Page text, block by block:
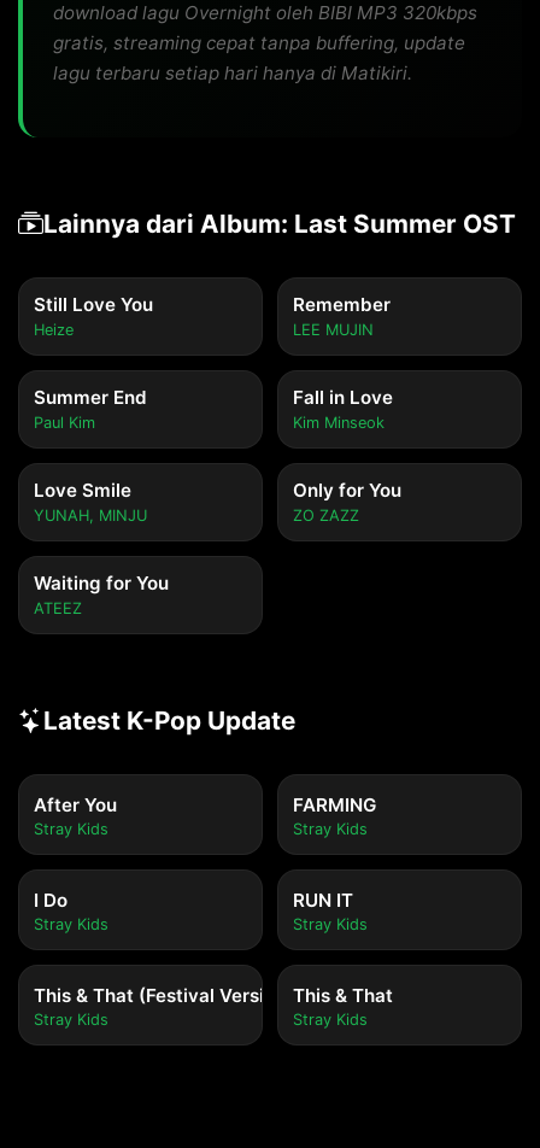
download lagu Overnight oleh BIBI MP3 320kbps
gratis, streaming cepat tanpa buffering, update
lagu terbaru setiap hari hanya di Matikiri.
Lainnya dari Album: Last Summer OST
Still Love You
Heize
Remember
LEE MUJIN
Summer End
Paul Kim
Fall in Love
Kim Minseok
Love Smile
YUNAH, MINJU
Only for You
ZO ZAZZ
Waiting for You
ATEEZ
Latest K-Pop Update
After You
Stray Kids
FARMING
Stray Kids
I Do
Stray Kids
RUN IT
Stray Kids
This & That (Festival Version)
Stray Kids
This & That
Stray Kids